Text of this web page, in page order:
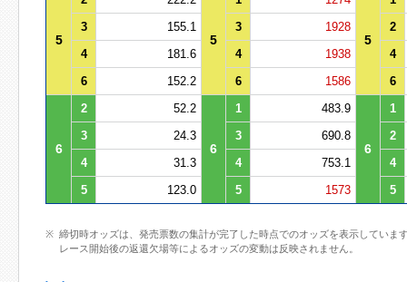
5 5 5
3
155.1 3 1928
2
4
181.6 4 1938
4
6
152.2 6 1586 6
6
2 52.2
6
1 483.9
6
1
3
24.3 3 690.8
2
4
31.3 4 753.1
4
5
123.0 5 1573 5
締切時オッズは、発売票数の集計が完了した時点でのオッズを表示していま
レース開始後の返還欠場等によるオッズの変動は反映されません。